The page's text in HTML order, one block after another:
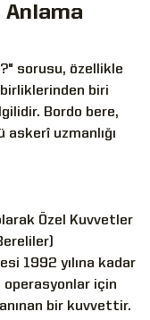
Anlama
sorusu, özellikle
biri
Bordo bere,
uzmanlığı
Özel Kuvvetler
1992 yılına kadar
operasyonlar için
bir kuvvettir.